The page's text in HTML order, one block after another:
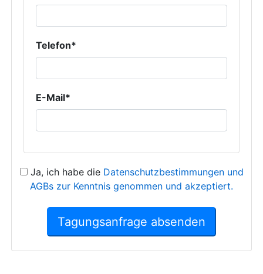
Telefon*
E-Mail*
Ja, ich habe die Datenschutzbestimmungen und
AGBs zur Kenntnis genommen und akzeptiert.
Tagungsanfrage absenden